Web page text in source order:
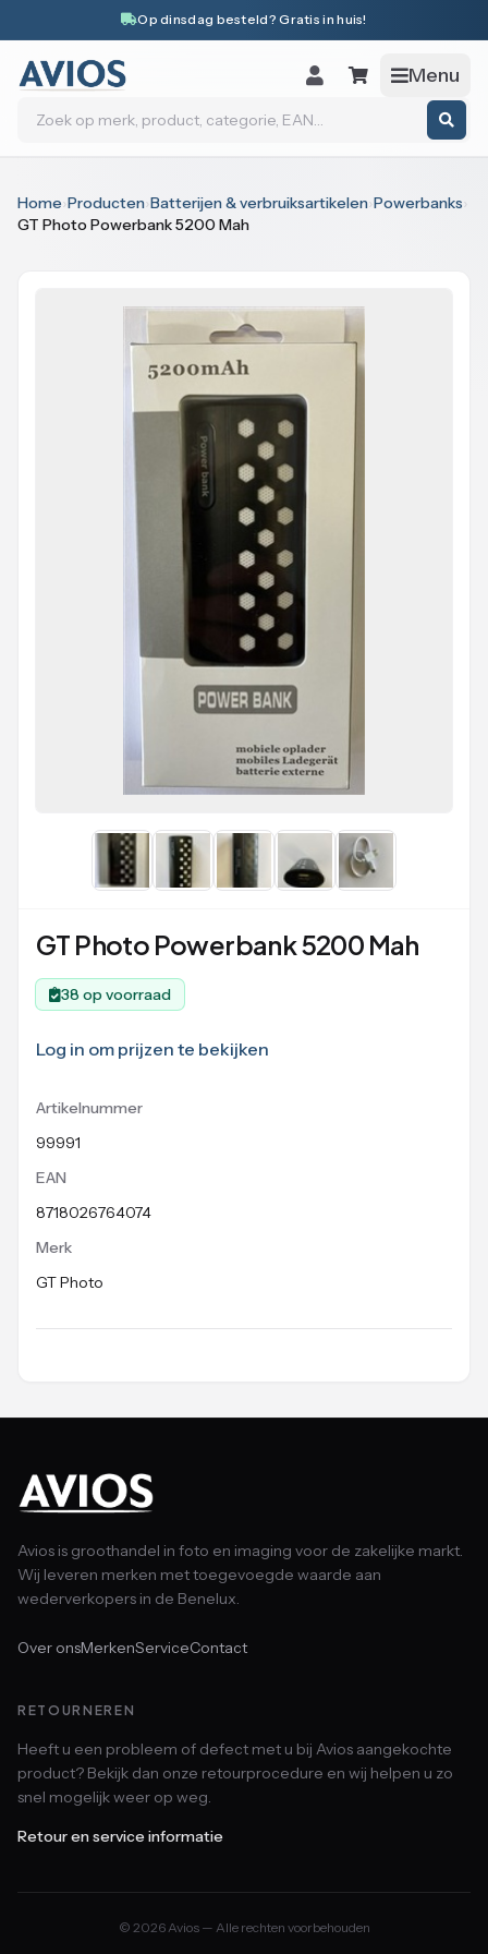
Op dinsdag besteld? Gratis in huis!
Menu
Zoeken
Home›Producten›Batterijen & verbruiksartikelen›Powerbanks›
GT Photo Powerbank 5200 Mah
GT Photo Powerbank 5200 Mah
38 op voorraad
Log in om prijzen te bekijken
Artikelnummer
99991
EAN
8718026764074
Merk
GT Photo
Avios is groothandel in foto en imaging voor de zakelijke markt.
Wij leveren merken met toegevoegde waarde aan
wederverkopers in de Benelux.
Over onsMerkenServiceContact
RETOURNEREN
Heeft u een probleem of defect met u bij Avios aangekochte
product? Bekijk dan onze retourprocedure en wij helpen u zo
snel mogelijk weer op weg.
Retour en service informatie
© 2026 Avios — Alle rechten voorbehouden